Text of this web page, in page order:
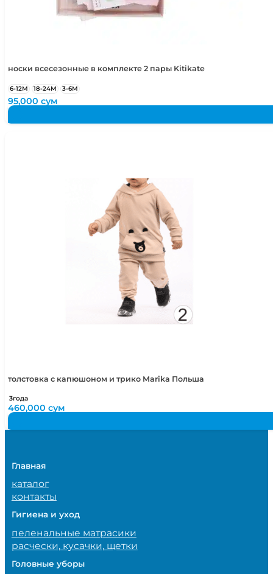
носки всесезонные в комплекте 2 пары Kitikate
6-12М 18-24М 3-6М
95,000сум
толстовка с капюшоном и трико Marika Польша
3года
460,000сум
Главная
каталог
контакты
Гигиена и уход
пеленальные матрасики
расчески, кусачки, щетки
Головные уборы